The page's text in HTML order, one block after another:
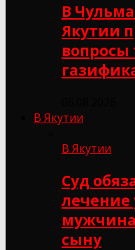
В
Якутии
вопросы
В Якутии
В Якутии
Суд
лечение
сыну